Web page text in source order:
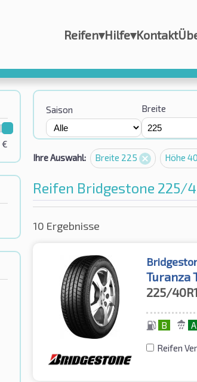
Reifen▾Hilfe▾Kontakt
€
Saison Breite
Ihre Auswahl: Breite 225 Höhe
Reifen Bridgestone 225/
10 Ergebnisse
Turanza
225/
B A
Reifen